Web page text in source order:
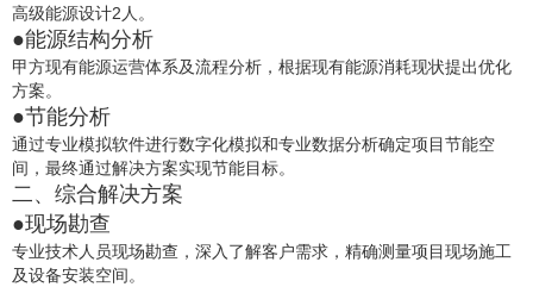
高级能源设计2人。
●能源结构分析
甲方现有能源运营体系及流程分析，根据现有能源消耗现状提出优化
方案。
●节能分析
通过专业模拟软件进行数字化模拟和专业数据分析确定项目节能空
间，最终通过解决方案实现节能目标。
二、综合解决方案
●现场勘查
专业技术人员现场勘查，深入了解客户需求，精确测量项目现场施工
及设备安装空间。